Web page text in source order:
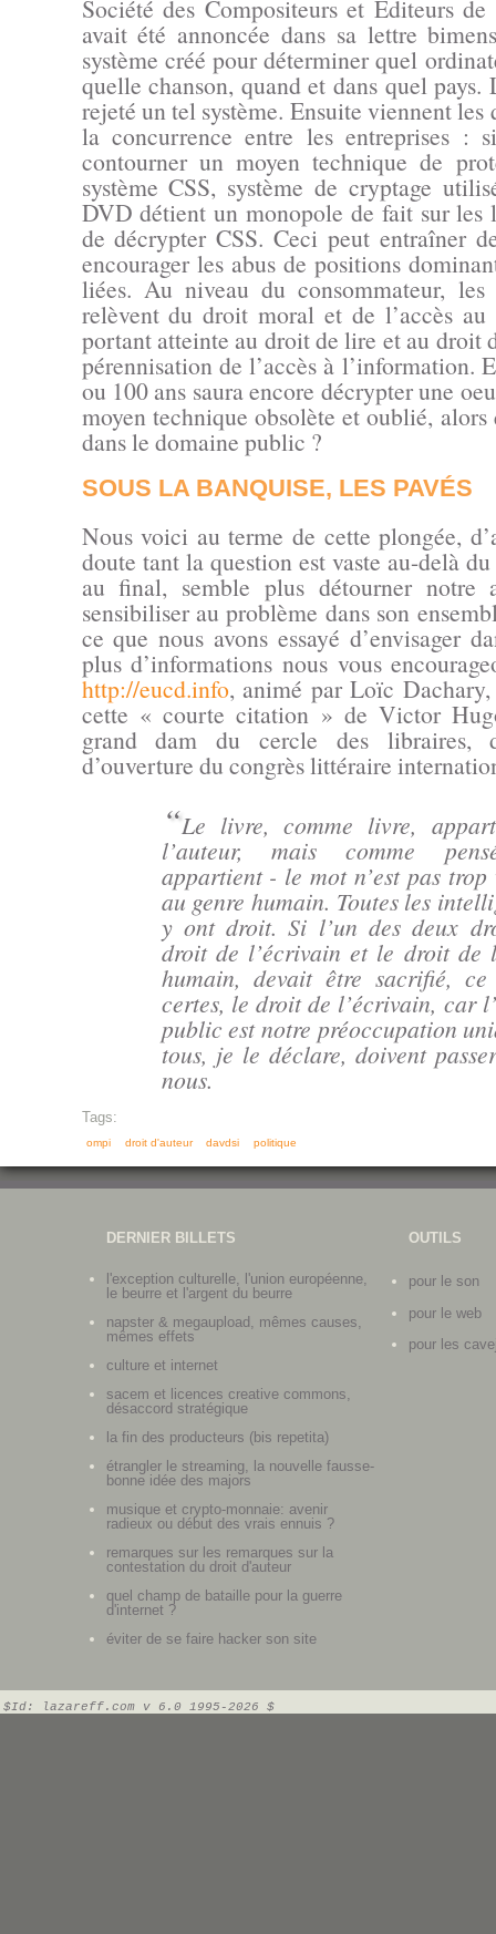
Société des Compositeurs et Éditeurs
avait été annoncée dans sa lettre
système créé pour déterminer quel
quelle chanson, quand et dans quel
rejeté un tel système. Ensuite viennent les
la concurrence entre les entreprises
contourner un moyen technique de
système CSS, système de cryptage
DVD détient un monopole de fait sur les
de décrypter CSS. Ceci peut entraîner
encourager les abus de positions
liées. Au niveau du consommateur,
relèvent du droit moral et de l’accès
portant atteinte au droit de lire et au droit
pérennisation de l’accès à l’information.
ou 100 ans saura encore décrypter une
moyen technique obsolète et oublié, alors
dans le domaine public ?
SOUS LA BANQUISE, LES PAVÉS
Nous voici au terme de cette plongée,
doute tant la question est vaste au-delà
au final, semble plus détourner notre
sensibiliser au problème dans son
ce que nous avons essayé d’envisager
plus d’informations nous vous
http://eucd.info, animé par Loïc
cette « courte citation » de Victor
grand dam du cercle des libraires,
d’ouverture du congrès littéraire
“Le livre, comme livre,
l’auteur, mais comme
appartient - le mot n’est pas trop
au genre humain. Toutes les
y ont droit. Si l’un des deux
droit de l’écrivain et le droit de
humain, devait être sacrifié, ce
certes, le droit de l’écrivain, car
public est notre préoccupation
tous, je le déclare, doivent
nous.
Tags:
ompi droit d'auteur davdsi politique
DERNIER BILLETS
l'exception culturelle, l'union européenne,
le beurre et l'argent du beurre
napster & megaupload, mêmes causes,
mêmes effets
culture et internet
sacem et licences creative commons,
désaccord stratégique
la fin des producteurs (bis repetita)
étrangler le streaming, la nouvelle fausse-
bonne idée des majors
musique et crypto-monnaie: avenir
radieux ou début des vrais ennuis ?
remarques sur les remarques sur la
contestation du droit d'auteur
quel champ de bataille pour la guerre
d'internet ?
éviter de se faire hacker son site
OUTILS
pour le son
pour le web
pour les
$Id: lazareff.com v 6.0 1995-2026 $